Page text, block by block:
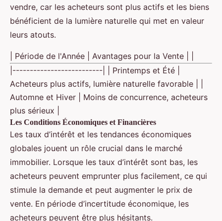
vendre, car les acheteurs sont plus actifs et les biens
bénéficient de la lumière naturelle qui met en valeur
leurs atouts.
| Période de l'Année | Avantages pour la Vente | |
|--------------------------| | Printemps et Été |
Acheteurs plus actifs, lumière naturelle favorable | |
Automne et Hiver | Moins de concurrence, acheteurs
plus sérieux |
Les Conditions Économiques et Financières
Les taux d’intérêt et les tendances économiques
globales jouent un rôle crucial dans le marché
immobilier. Lorsque les taux d’intérêt sont bas, les
acheteurs peuvent emprunter plus facilement, ce qui
stimule la demande et peut augmenter le prix de
vente. En période d’incertitude économique, les
acheteurs peuvent être plus hésitants.